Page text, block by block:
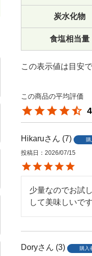
炭水化物
食塩相当量
この表示値は目安で
Hikaru 7 購
投稿日 2026/07/15
少量なのでお試
して美味しいです
Dory 3 購入